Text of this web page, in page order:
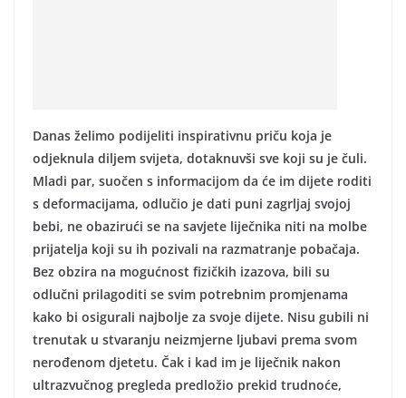
Danas želimo podijeliti inspirativnu priču koja je
odjeknula diljem svijeta, dotaknuvši sve koji su je čuli.
Mladi par, suočen s informacijom da će im dijete roditi
s deformacijama, odlučio je dati puni zagrljaj svojoj
bebi, ne obazirući se na savjete liječnika niti na molbe
prijatelja koji su ih pozivali na razmatranje pobačaja.
Bez obzira na mogućnost fizičkih izazova, bili su
odlučni prilagoditi se svim potrebnim promjenama
kako bi osigurali najbolje za svoje dijete. Nisu gubili ni
trenutak u stvaranju neizmjerne ljubavi prema svom
nerođenom djetetu. Čak i kad im je liječnik nakon
ultrazvučnog pregleda predložio prekid trudnoće,